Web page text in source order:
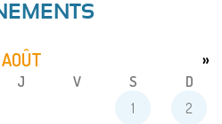
AOÛT »
J V S
D
1
2